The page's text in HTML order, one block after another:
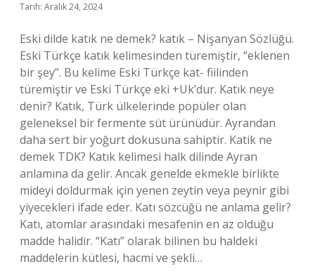
Tarih: Aralık 24, 2024
Eski dilde katık ne demek? katık – Nişanyan Sözlüğü.
Eski Türkçe katık kelimesinden türemiştir, “eklenen
bir şey”. Bu kelime Eski Türkçe kat- fiilinden
türemiştir ve Eski Türkçe eki +Uk’dur. Katık neye
denir? Katık, Türk ülkelerinde popüler olan
geleneksel bir fermente süt ürünüdür. Ayrandan
daha sert bir yoğurt dokusuna sahiptir. Katik ne
demek TDK? Katık kelimesi halk dilinde Ayran
anlamına da gelir. Ancak genelde ekmekle birlikte
mideyi doldurmak için yenen zeytin veya peynir gibi
yiyecekleri ifade eder. Katı sözcüğü ne anlama gelir?
Katı, atomlar arasındaki mesafenin en az olduğu
madde halidir. “Katı” olarak bilinen bu haldeki
maddelerin kütlesi, hacmi ve şekli…